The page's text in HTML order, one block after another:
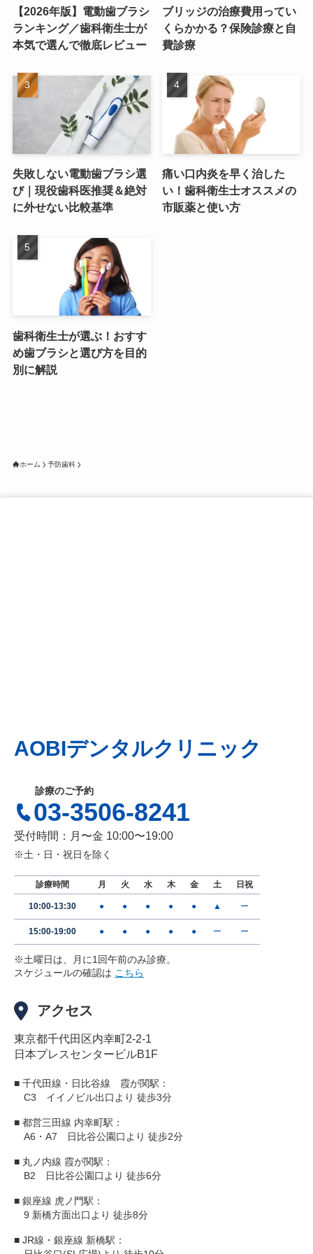
【2026年版】電動歯ブラシ
ランキング／歯科衛生士が
本気で選んで徹底レビュー
ブリッジの治療費用ってい
くらかかる？保険診療と自
費診療
失敗しない電動歯ブラシ選
び｜現役歯科医推奨＆絶対
に外せない比較基準
痛い口内炎を早く治した
い！歯科衛生士オススメの
市販薬と使い方
歯科衛生士が選ぶ！おすす
め歯ブラシと選び方を目的
別に解説
ホーム 予防歯科
AOBIデンタルクリニック
診療のご予約
03-3506-8241
受付時間：月〜金 10:00〜19:00
※土・日・祝日を除く
診療時間 月 火 水 木 金 土 日祝
10:00-13:30 ● ● ● ● ● ▲ ー
15:00-19:00 ● ● ● ● ● ー ー
※土曜日は、月に1回午前のみ診療。
スケジュールの確認は こちら
アクセス
東京都千代田区内幸町2-2-1
日本プレスセンタービルB1F
■ 千代田線・日比谷線 霞が関駅：
C3 イイノビル出口より 徒歩3分
■ 都営三田線 内幸町駅：
A6・A7 日比谷公園口より 徒歩2分
■ 丸ノ内線 霞が関駅：
B2 日比谷公園口より 徒歩6分
■ 銀座線 虎ノ門駅：
9 新橋方面出口より 徒歩8分
■ JR線・銀座線 新橋駅：